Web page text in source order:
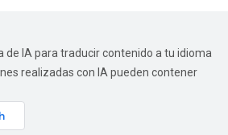
de IA para traducir contenido a tu idioma
realizadas con IA pueden contener